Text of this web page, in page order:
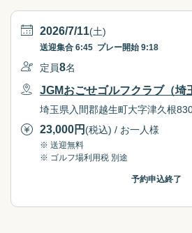
2026/7/11(土)
送迎集合 6:45 プレー開始 9:18
定員8名
JGMおごせゴルフクラブ（埼
埼玉県入間郡越生町大字津久根
23,000円(税込) / お一人様
※ 送迎無料
※ ゴルフ場利用税 別途
予約申込終了